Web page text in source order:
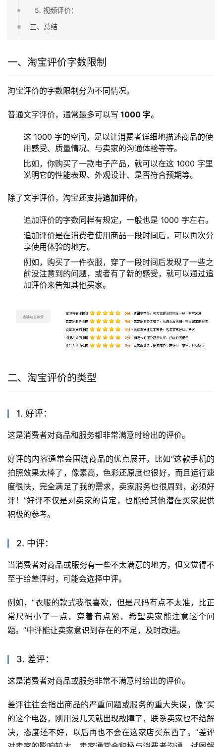
5. 视频评价：
三、总结
一、淘宝评价字数限制
淘宝评价的字数限制分为不同情况。
普通文字评价，通常最多可以写 1000 字。
这 1000 字的空间，足以让消费者详细地描述商品的使
用感受、质量情况、与卖家的沟通体验等等。
比如，你购买了一款电子产品，就可以在这 1000 字里
说明它的性能表现、外观设计、是否符合预期等。
除了文字评价，淘宝还支持追加评价。
追加评价的字数同样有规定，一般也是 1000 字左右。
追加评价是在消费者使用商品一段时间后，可以再次分
享使用体验的地方。
例如，购买了一件衣服，穿了一段时间后发现了一些之
前没注意到的问题，或者有了新的感受，就可以通过追
加评价来告知其他买家。
二、淘宝评价的类型
1. 好评：
这是消费者对商品和服务都非常满意时给出的评价。
好评的内容通常会围绕商品的优点展开，比如“这款手机的
拍照效果太棒了，像素高，色彩还原度也很好，而且运行速
度很快，完全满足了我的需求，卖家服务也很周到，必须好
评！”好评不仅是对卖家的肯定，也能给其他潜在买家提供
积极的参考。
2. 中评：
当消费者对商品或服务有一些不太满意的地方，但又觉得不
至于给差评时，可能会选择中评。
例如，“衣服的款式我很喜欢，但是尺码有点不太准，比正
常尺码小了一点，穿着有点紧，希望卖家能注意这个问
题。”中评能让卖家意识到存在的不足，及时改进。
3. 差评：
这是消费者对商品或服务非常不满意时给出的评价。
差评往往会指出商品的严重问题或服务的重大失误，像“买
的这个电器，刚用没几天就出现故障了，联系卖家也不给解
决，态度还不好，以后再也不会在这家店买东西了。”差评